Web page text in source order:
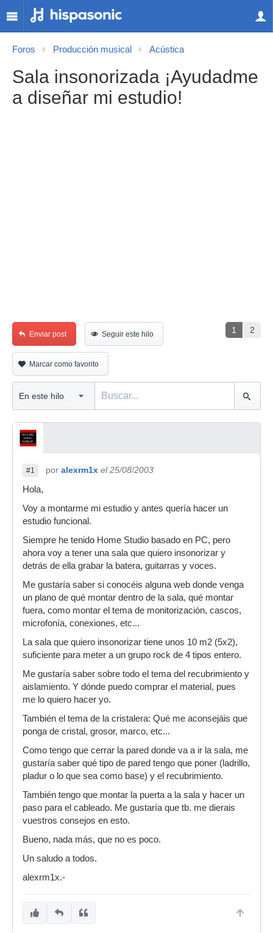
Foros Producción musical Acústica
Sala insonorizada ¡Ayudadme
a diseñar mi estudio!
1 2
Enviar post Seguir este hilo
Marcar como favorito
#1 por alexrm1x el 25/08/2003
Hola,
Voy a montarme mi estudio y antes quería hacer un
estudio funcional.
Siempre he tenido Home Studio basado en PC, pero
ahora voy a tener una sala que quiero insonorizar y
detrás de ella grabar la batera, guitarras y voces.
Me gustaría saber si conocéis alguna web donde venga
un plano de qué montar dentro de la sala, qué montar
fuera, como montar el tema de monitorización, cascos,
microfonía, conexiones, etc...
La sala que quiero insonorizar tiene unos 10 m2 (5x2),
suficiente para meter a un grupo rock de 4 tipos entero.
Me gustaría saber sobre todo el tema del recubrimiento y
aislamiento. Y dónde puedo comprar el material, pues
me lo quiero hacer yo.
También el tema de la cristalera: Qué me aconsejáis que
ponga de cristal, grosor, marco, etc...
Como tengo que cerrar la pared donde va a ir la sala, me
gustaría saber qué tipo de pared tengo que poner (ladrillo,
pladur o lo que sea como base) y el recubrimiento.
También tengo que montar la puerta a la sala y hacer un
paso para el cableado. Me gustaría que tb. me dierais
vuestros consejos en esto.
Bueno, nada más, que no es poco.
Un saludo a todos.
alexrm1x.-